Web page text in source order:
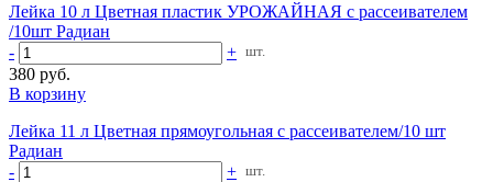
Лейка 10 л Цветная пластик УРОЖАЙНАЯ с рассеивателем
/10шт Радиан
-
+ шт.
380 руб.
В корзину
Лейка 11 л Цветная прямоугольная с рассеивателем/10 шт
Радиан
-
+ шт.